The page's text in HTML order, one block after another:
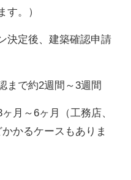
す。）
決定後、建築確認申請
まで約2週間～3週間
月～6ヶ月（工務店、
かるケースもありま